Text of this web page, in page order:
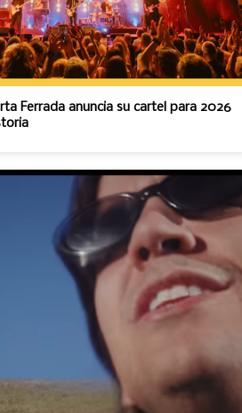
Ferrada anuncia su cartel para 2026